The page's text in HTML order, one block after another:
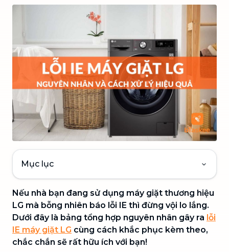
Mục lục
Nếu nhà bạn đang sử dụng máy giặt thương hiệu
LG mà bỗng nhiên báo lỗi IE thì đừng vội lo lắng.
Dưới đây là bảng tổng hợp nguyên nhân gây ra lỗi
IE máy giặt LG cùng cách khắc phục kèm theo,
chắc chắn sẽ rất hữu ích với bạn!